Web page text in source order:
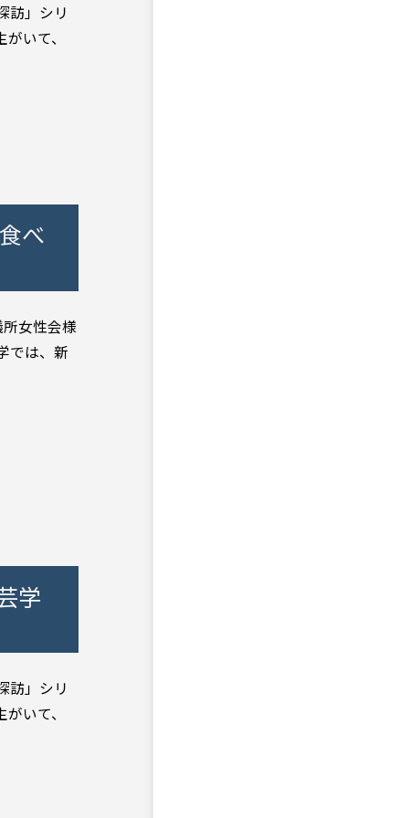
訪」シリ
いて、
べ
女性会様
では、新
学
訪」シリ
いて、